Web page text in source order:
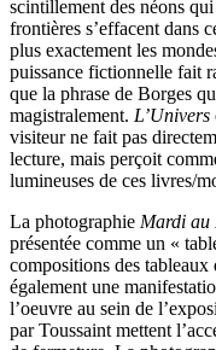
scintillement des néons
frontières s’effacent dans
plus exactement les
puissance fictionnelle fait
que la phrase de Borges
magistralement. L’Univers
visiteur ne fait pas
lecture, mais perçoit
lumineuses de ces livres/
La photographie Mardi au
présentée comme un «
compositions des tableaux
également une
l’oeuvre au sein de
par Toussaint mettent